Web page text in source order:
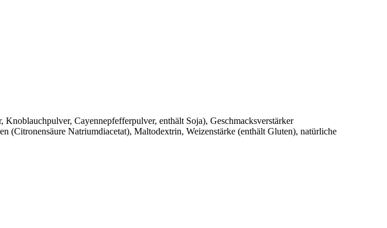
Cayennepfefferpulver, enthält Soja), Geschmacksverstärker
(Citronensäure Natriumdiacetat), Maltodextrin, Weizenstärke (enthält Gluten), natürliche